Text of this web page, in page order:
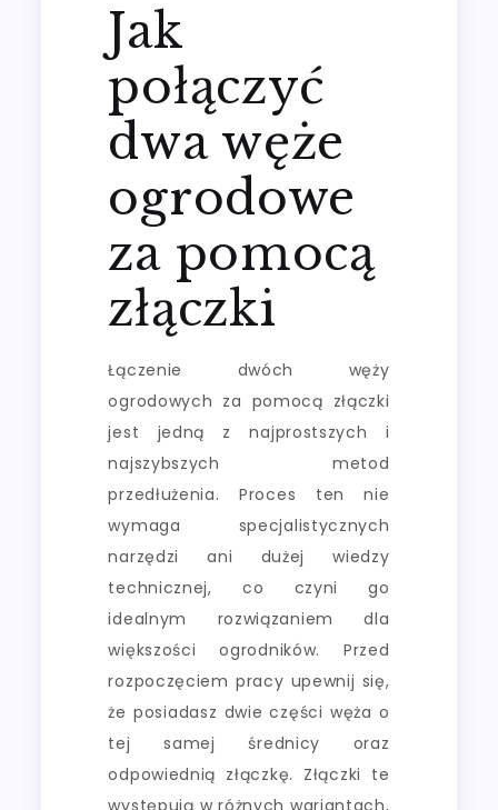
Jak
połączyć
dwa węże
ogrodowe
za pomocą
złączki
Łączenie dwóch węży
ogrodowych za pomocą złączki
jest jedną z najprostszych i
najszybszych metod
przedłużenia. Proces ten nie
wymaga specjalistycznych
narzędzi ani dużej wiedzy
technicznej, co czyni go
idealnym rozwiązaniem dla
większości ogrodników. Przed
rozpoczęciem pracy upewnij się,
że posiadasz dwie części węża o
tej samej średnicy oraz
odpowiednią złączkę. Złączki te
występują w różnych wariantach,